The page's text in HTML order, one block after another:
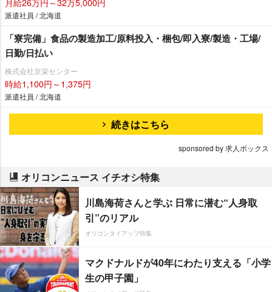
派遣社員 / 北海道
「寮完備」食品の製造加工/原料投入・梱包/即入寮/製造・工場/
日勤/日払い
株式会社京栄センター
時給1,100円～1,375円
派遣社員 / 北海道
続きはこちら
sponsored by 求人ボックス
オリコンニュース イチオシ特集
川島海荷さんと学ぶ 日常に潜む“人身取
引”のリアル
オリコンタイアップ特集
マクドナルドが40年にわたり支える「小学
生の甲子園」